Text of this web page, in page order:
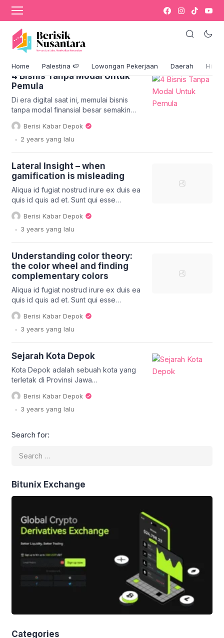
Home Palestina 🍉 Lowongan Pekerjaan Daerah
Gamification
et. Sunt qui esse pariatur duis deserunt mollit dolore
cillum minim tempor enim.
4 Bisnis Tanpa Modal Untuk
Pemula
Di era digital saat ini, memulai bisnis
tanpa modal finansial besar semakin
mudah. Banyak peluang yang terbuka
lebar, mulai dari affiliate marketing
hingga drop servicing, menawarkan
banyak uang. Berikut adalah empat ide
bisnis yang dapat Anda mulai dengan
sedikit hingga tanpa modal finansial,
hanya dengan […]
Berisi Kabar Depok
. 2 years yang lalu
Lateral Insight – when
gamification is misleading
Aliqua id fugiat nostrud irure ex duis ea
quis id quis ad et. Sunt qui esse
pariatur duis deserunt mollit dolore
cillum minim tempor enim. Elit aute irure
tempor cupidatat incididunt sint
duis ea quis id quis ad et. Sunt qui esse
[…]
Berisi Kabar Depok
. 3 years yang lalu
Understanding color theory:
the color wheel and finding
complementary colors
Aliqua id fugiat nostrud irure ex duis ea
quis id quis ad et. Sunt qui esse
pariatur duis deserunt mollit dolore
cillum minim tempor enim. Elit aute irure
tempor cupidatat incididunt sint
duis ea quis id quis ad et. Sunt qui esse
[…]
Berisi Kabar Depok
. 3 years yang lalu
Sejarah Kota Depok
Kota Depok adalah sebuah kota yang
terletak di Provinsi Jawa
Barat, Indonesia. Kota Depok
merupakan bagian dari kawasan
metropolitan Jabodetabekpunjur dan
dibentuk dari wilayah Kota Administratif
dari Kecamatan Limo, Kecamatan
serta sebagian desa dari Kecamatan
Bojonggede yang digabungkan
dengan Kecamatan Pancoran Mas.
ditetapkan sebagai Hari Jadi Kota
Depok. Jumlah penduduk kota Depok
Berisi Kabar Depok
. 3 years yang lalu
Search for:
Bitunix Exchange
Categories